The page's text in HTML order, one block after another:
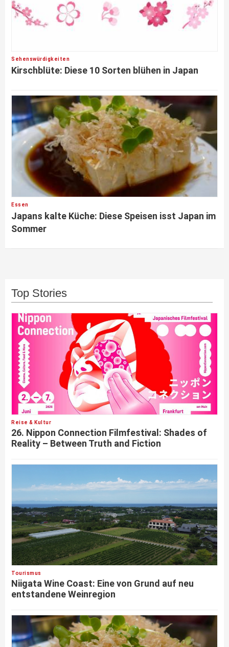
Sehenswürdigkeiten
Kirschblüte: Diese 10 Sorten blühen in Japan
Essen
Japans kalte Küche: Diese Speisen isst Japan im
Sommer
Top Stories
Reise & Kultur
26. Nippon Connection Filmfestival: Shades of
Reality – Between Truth and Fiction
Tourismus
Niigata Wine Coast: Eine von Grund auf neu
entstandene Weinregion